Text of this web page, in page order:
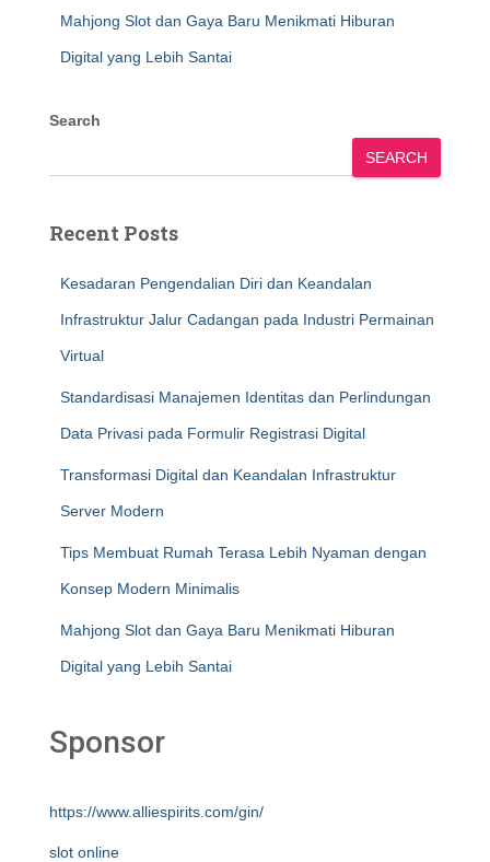
Mahjong Slot dan Gaya Baru Menikmati Hiburan
Digital yang Lebih Santai
Search
SEARCH
Recent Posts
Kesadaran Pengendalian Diri dan Keandalan
Infrastruktur Jalur Cadangan pada Industri Permainan
Virtual
Standardisasi Manajemen Identitas dan Perlindungan
Data Privasi pada Formulir Registrasi Digital
Transformasi Digital dan Keandalan Infrastruktur
Server Modern
Tips Membuat Rumah Terasa Lebih Nyaman dengan
Konsep Modern Minimalis
Mahjong Slot dan Gaya Baru Menikmati Hiburan
Digital yang Lebih Santai
Sponsor
https://www.alliespirits.com/gin/
slot online